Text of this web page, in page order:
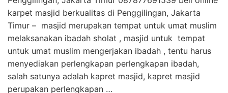
karpet masjid berkualitas di Penggilingan, Jakarta
Timur – masjid merupakan tempat untuk umat muslim
melaksanakan ibadah sholat , masjid untuk tempat
untuk umat muslim mengerjakan ibadah , tentu harus
menyediakan perlengkapan perlengkapan ibadah,
salah satunya adalah kapret masjid, kapret masjid
perupakan perlengkapan …